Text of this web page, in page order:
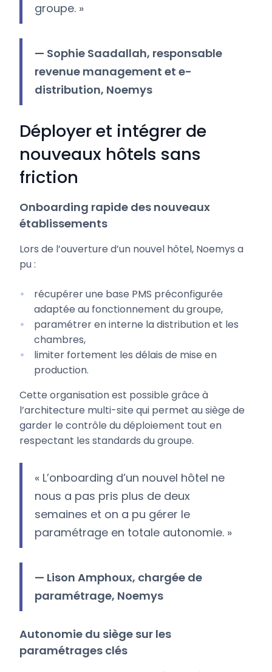
groupe. »
— Sophie Saadallah, responsable
revenue management et e-
distribution, Noemys
Déployer et intégrer de
nouveaux hôtels sans
friction
Onboarding rapide des nouveaux
établissements
Lors de l’ouverture d’un nouvel hôtel, Noemys a
pu :
récupérer une base PMS préconfigurée
adaptée au fonctionnement du groupe,
paramétrer en interne la distribution et les
chambres,
limiter fortement les délais de mise en
production.
Cette organisation est possible grâce à
l’architecture multi-site qui permet au siège de
garder le contrôle du déploiement tout en
respectant les standards du groupe.
« L’onboarding d’un nouvel hôtel ne
nous a pas pris plus de deux
semaines et on a pu gérer le
paramétrage en totale autonomie. »
— Lison Amphoux, chargée de
paramétrage, Noemys
Autonomie du siège sur les
paramétrages clés